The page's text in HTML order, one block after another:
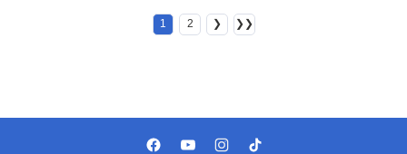
1 2 ❯ ❯❯